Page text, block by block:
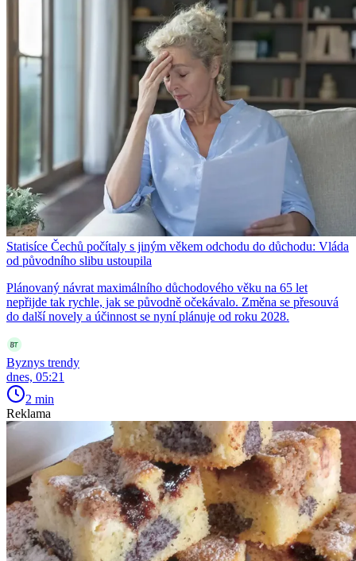
Statisíce Čechů počítaly s jiným věkem odchodu do důchodu: Vláda
od původního slibu ustoupila
Plánovaný návrat maximálního důchodového věku na 65 let
nepřijde tak rychle, jak se původně očekávalo. Změna se přesouvá
do další novely a účinnost se nyní plánuje od roku 2028.
Byznys trendy
dnes, 05:21
2 min
Reklama